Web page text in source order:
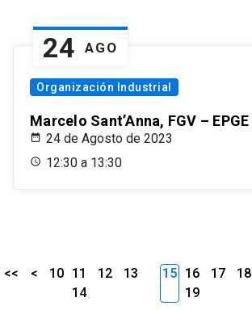
24 AGO
Organización Industrial
Marcelo Sant’Anna, FGV – EPGE
24 de Agosto de 2023
12:30 a 13:30
<< < 10 11 12
13
14
15 16 17
18
19